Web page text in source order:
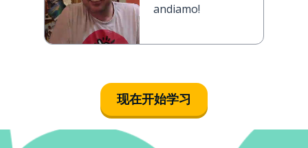
andiamo!
现在开始学习